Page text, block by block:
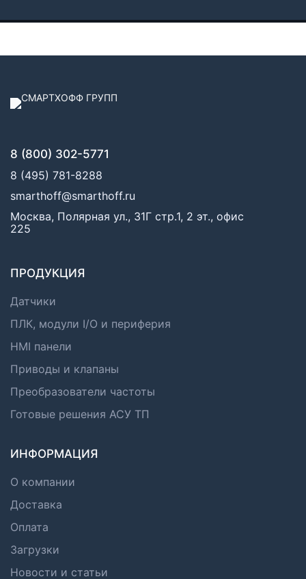
8 (800) 302-5771
8 (495) 781-8288
smarthoff@smarthoff.ru
Москва, Полярная ул., 31Г стр.1, 2 эт., офис
225
ПРОДУКЦИЯ
Датчики
ПЛК, модули I/O и периферия
HMI панели
Приводы и клапаны
Преобразователи частоты
Готовые решения АСУ ТП
ИНФОРМАЦИЯ
О компании
Доставка
Оплата
Загрузки
Новости и статьи